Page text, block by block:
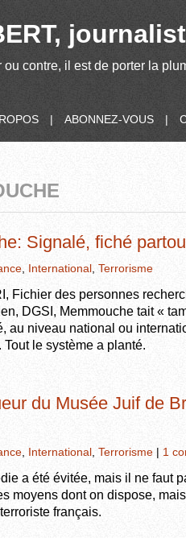
ou contre, il est de porter la
| ABONNEZ-VOUS |
Signalé, fiché
International Terrorisme
Fichier des personnes
DGSI, Memmouche tait «
au niveau national ou
le système a planté.
du Musée Juif de
International Terrorisme | 1
a été évitée, mais il ne faut
moyens dont on dispose,
français.